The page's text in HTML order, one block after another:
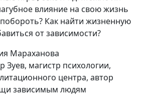
психолог
реабилитационного
центра, автор
где
Мария Мараханова,
Александр Зуев,
влияние на свою жизнь
Как найти жизненную
от зависимости?
Мараханова
Зуев, магистр психологии,
центра, автор
зависимым людям